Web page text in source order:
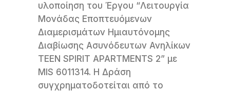
υλοποίηση του Έργου “Λειτουργία
Μονάδας Εποπτευόμενων
Διαμερισμάτων Ημιαυτόνομης
Διαβίωσης Ασυνόδευτων Ανηλίκων
TEEN SPIRIT APARTMENTS 2” με
MIS 6011314. Η Δράση
συγχρηματοδοτείται από το